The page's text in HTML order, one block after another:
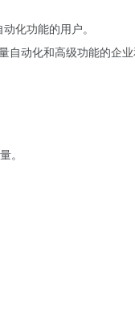
化功能的用户。
自动化和高级功能的企
。